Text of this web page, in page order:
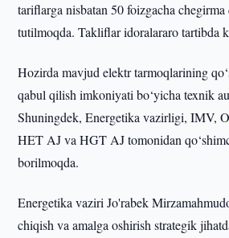
tariflarga nisbatan 50 foizgacha chegirma
tutilmoqda. Takliflar idoralararo tartibda
Hozirda mavjud elektr tarmoqlarining
qabul qilish imkoniyati bo‘yicha texnik
Shuningdek, Energetika vazirligi, IMV,
HET AJ va HGT AJ tomonidan
borilmoqda.
Energetika vaziri Jo'rabek
chiqish va amalga oshirish strategik